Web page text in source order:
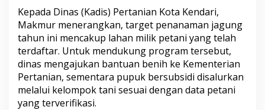
S
i
a
p
D
i
t
a
Kepada Dinas (Kadis) Pertanian Kota Kendari,
Makmur menerangkan, target penanaman jagung
tahun ini mencakup lahan milik petani yang telah
terdaftar. Untuk mendukung program tersebut,
dinas mengajukan bantuan benih ke Kementerian
Pertanian, sementara pupuk bersubsidi disalurkan
melalui kelompok tani sesuai dengan data petani
yang terverifikasi.